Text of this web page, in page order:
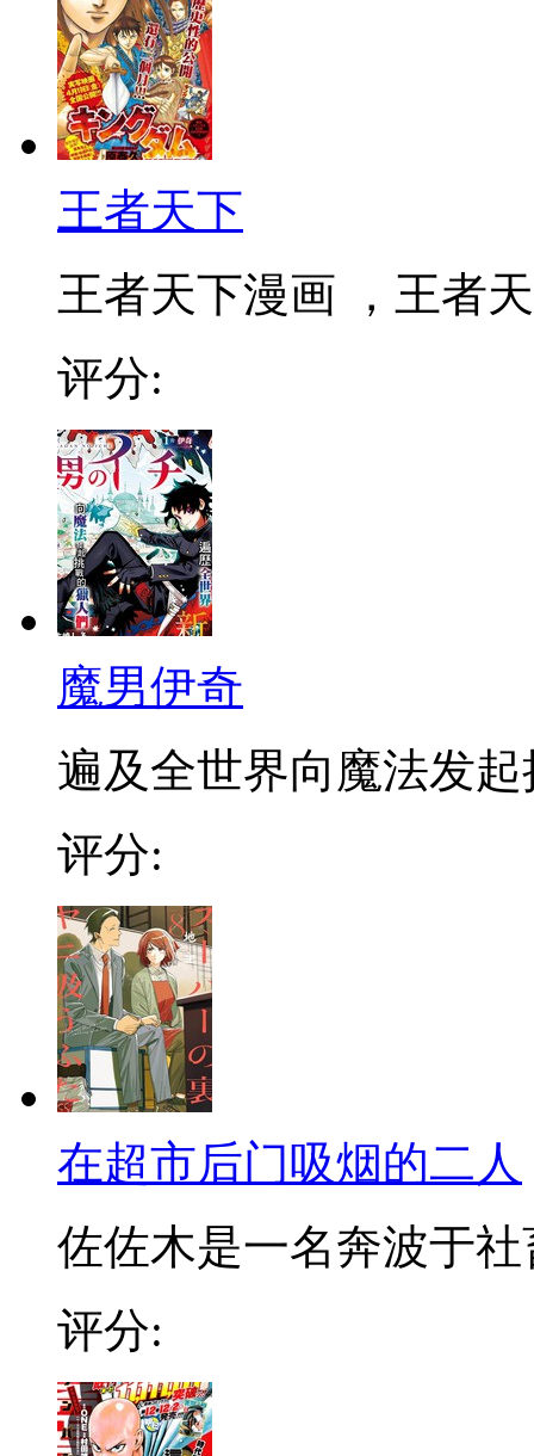
王者天下
王者天下漫画 ，王者
评分:
魔男伊奇
遍及全世界向魔法发起
评分:
在超市后门吸烟的二人
佐佐木是一名奔波于社
评分: